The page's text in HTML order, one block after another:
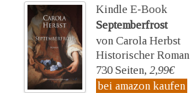
Kindle E-Book
Septemberfrost
von Carola Herbst
Historischer Roman
730 Seiten, 2,99€
bei amazon kaufen